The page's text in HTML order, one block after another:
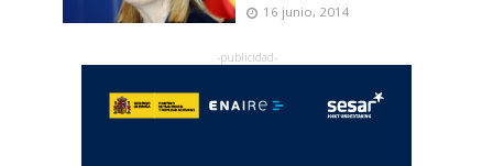
16 junio, 2014